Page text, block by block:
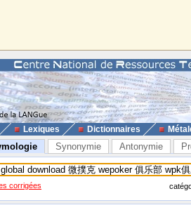
Lexiques Dictionnaires
Synonymie Antonymie
corrigées